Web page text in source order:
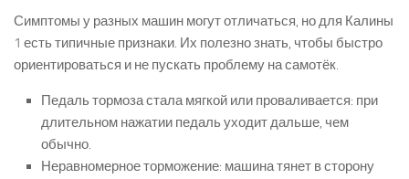
Симптомы у разных машин могут отличаться, но для Калины
1 есть типичные признаки. Их полезно знать, чтобы быстро
ориентироваться и не пускать проблему на самотёк.
Педаль тормоза стала мягкой или проваливается: при
длительном нажатии педаль уходит дальше, чем
обычно.
Неравномерное торможение: машина тянет в сторону